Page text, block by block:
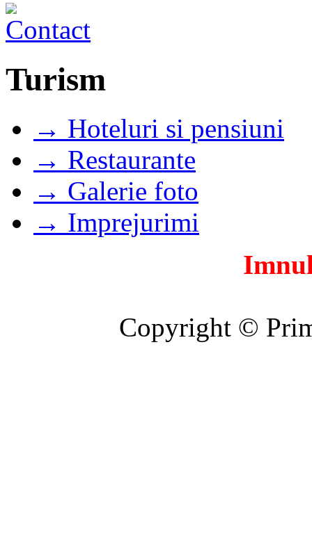
Turism
→ Hoteluri si pensiuni
→ Restaurante
→ Galerie foto
→ Imprejurimi
Copyright ©